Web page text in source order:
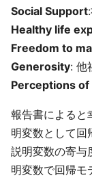
Social Support
Healthy life
Freedom to
Generosity: 他
Perceptions
報告書によると
明変数として回
説明変数の寄与
明変数で回帰モ